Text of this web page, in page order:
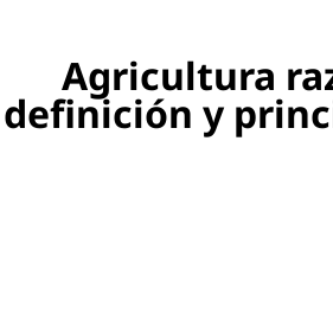
Agricultura
definición y